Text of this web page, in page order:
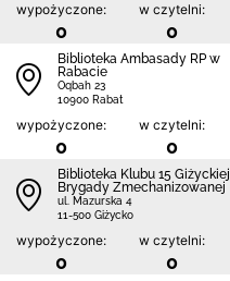
wypożyczone:
0
w czytelni:
0
Biblioteka Ambasady RP w
Rabacie
Oqbah 23
10900 Rabat
wypożyczone:
0
w czytelni:
0
Biblioteka Klubu 15 Giżyckiej
Brygady Zmechanizowanej
ul. Mazurska 4
11-500 Giżycko
wypożyczone:
0
w czytelni:
0